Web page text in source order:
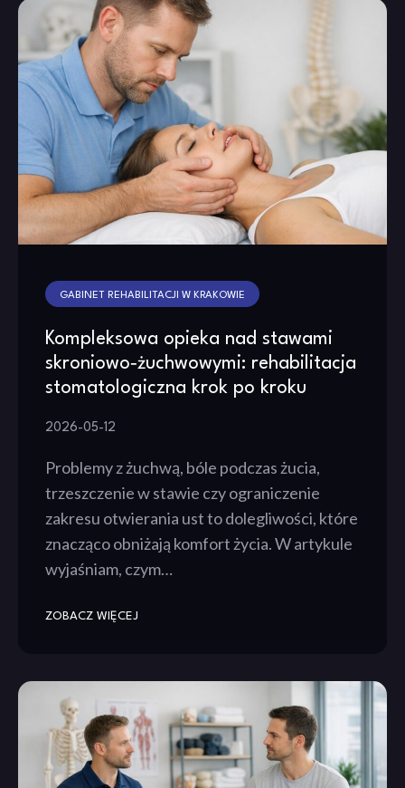
GABINET REHABILITACJI W KRAKOWIE
Kompleksowa opieka nad stawami
skroniowo‑żuchwowymi: rehabilitacja
stomatologiczna krok po kroku
2026-05-12
Problemy z żuchwą, bóle podczas żucia,
trzeszczenie w stawie czy ograniczenie
zakresu otwierania ust to dolegliwości, które
znacząco obniżają komfort życia. W artykule
wyjaśniam, czym…
ZOBACZ WIĘCEJ